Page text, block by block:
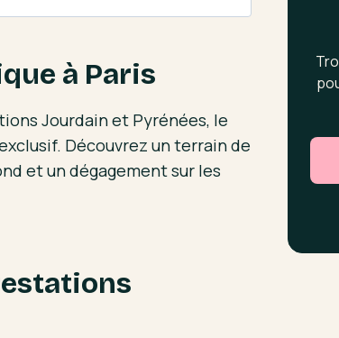
à Paris
Jourdain et Pyrénées, le
Découvrez un terrain de
et un dégagement sur les